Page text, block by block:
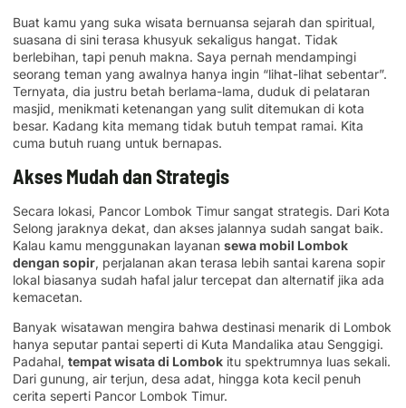
Buat kamu yang suka wisata bernuansa sejarah dan spiritual,
suasana di sini terasa khusyuk sekaligus hangat. Tidak
berlebihan, tapi penuh makna. Saya pernah mendampingi
seorang teman yang awalnya hanya ingin “lihat-lihat sebentar”.
Ternyata, dia justru betah berlama-lama, duduk di pelataran
masjid, menikmati ketenangan yang sulit ditemukan di kota
besar. Kadang kita memang tidak butuh tempat ramai. Kita
cuma butuh ruang untuk bernapas.
Akses Mudah dan Strategis
Secara lokasi, Pancor Lombok Timur sangat strategis. Dari Kota
Selong jaraknya dekat, dan akses jalannya sudah sangat baik.
Kalau kamu menggunakan layanan sewa mobil Lombok
dengan sopir, perjalanan akan terasa lebih santai karena sopir
lokal biasanya sudah hafal jalur tercepat dan alternatif jika ada
kemacetan.
Banyak wisatawan mengira bahwa destinasi menarik di Lombok
hanya seputar pantai seperti di Kuta Mandalika atau Senggigi.
Padahal, tempat wisata di Lombok itu spektrumnya luas sekali.
Dari gunung, air terjun, desa adat, hingga kota kecil penuh
cerita seperti Pancor Lombok Timur.